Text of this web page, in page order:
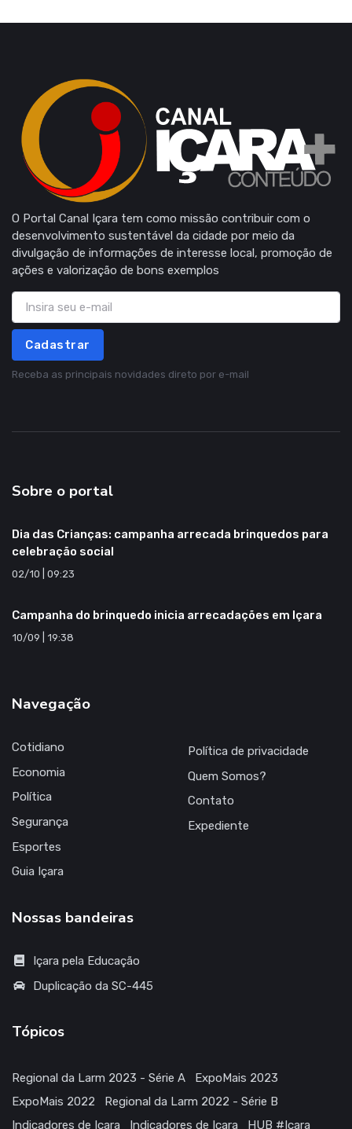
O Portal Canal Içara tem como missão contribuir com o
desenvolvimento sustentável da cidade por meio da
divulgação de informações de interesse local, promoção de
ações e valorização de bons exemplos
Cadastrar
Receba as principais novidades direto por e-mail
Sobre o portal
Dia das Crianças: campanha arrecada brinquedos para
celebração social
02/10 | 09:23
Campanha do brinquedo inicia arrecadações em Içara
10/09 | 19:38
Navegação
Cotidiano
Economia
Política
Segurança
Esportes
Guia Içara
Política de privacidade
Quem Somos?
Contato
Expediente
Nossas bandeiras
Içara pela Educação
Duplicação da SC-445
Tópicos
Regional da Larm 2023 - Série A
ExpoMais 2023
ExpoMais 2022
Regional da Larm 2022 - Série B
Indicadores de Içara
Indicadores de Içara HUB #Içara